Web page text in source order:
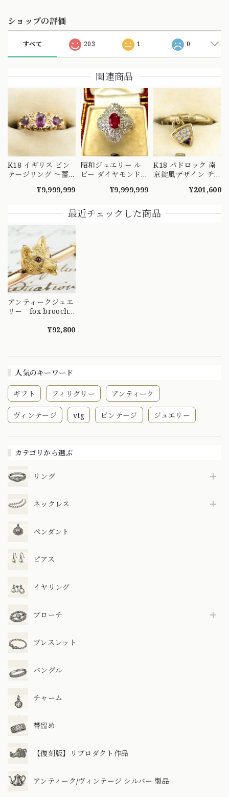
人気のキーワード
ギフト フィリグリー アンティーク
ヴィンテージ vtg ビンテージ ジュエリー
カテゴリから選ぶ
リング
ネックレス
ペンダント
ピアス
イヤリング
ブローチ
ブレスレット
バングル
チャーム
帯留め
【復刻版】リプロダクト作品
アンティーク/ヴィンテージ シルバー 製品
ショップの評価
すべて 203 1 0
関連商品
K18 イギリス ビン
テージリング 〜薔
らしいダイヤモンド
DR00491
¥9,999,999
昭和ジュエリー ル
ビー ダイヤモンド
0.76ct ヴィンテージ
ナ 指輪 MOR00697
¥9,999,999
K18 パドロック 南
京錠風デザイン チ
ル リング｜ダイヤ
面で表情が変わる一
本 MOR00600
¥201,600
最近チェックした商品
アンティークジュエ
リー fox brooch
ネ アンティークブ
¥92,800